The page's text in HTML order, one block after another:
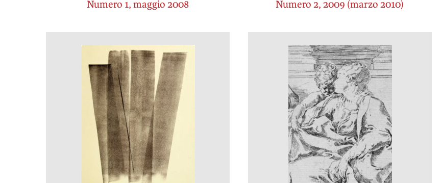
Numero 1, maggio 2008 Numero 2, 2009 (marzo 2010)